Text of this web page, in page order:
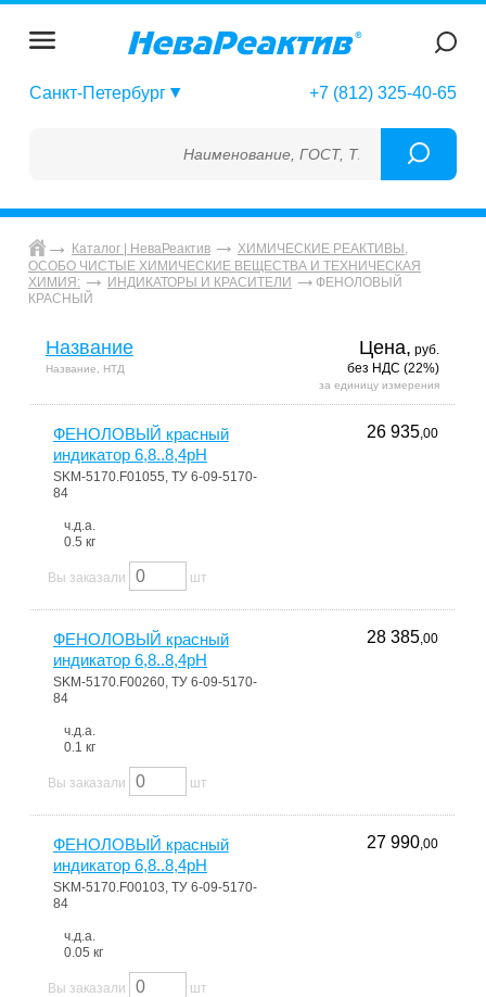
Санкт-Петербург +7 (812) 325-40-65
Наименование, ГОСТ, ТУ, ГСО, МСО, ОСО,
Каталог | НеваРеактив
ХИМИЧЕСКИЕ РЕАКТИВЫ,
ОСОБО ЧИСТЫЕ ХИМИЧЕСКИЕ ВЕЩЕСТВА И ТЕХНИЧЕСКАЯ
ХИМИЯ:
ИНДИКАТОРЫ И КРАСИТЕЛИ
ФЕНОЛОВЫЙ
КРАСНЫЙ
Название
Название, НТД
Цена, руб.
без НДС (22%)
за единицу измерения
ФЕНОЛОВЫЙ красный
индикатор 6,8..8,4pH
SKM-5170.F01055, ТУ 6-09-5170-
84
ч.д.а.
0.5 кг
26 935,00
Вы заказали шт
ФЕНОЛОВЫЙ красный
индикатор 6,8..8,4pH
SKM-5170.F00260, ТУ 6-09-5170-
84
ч.д.а.
0.1 кг
28 385,00
Вы заказали шт
ФЕНОЛОВЫЙ красный
индикатор 6,8..8,4pH
SKM-5170.F00103, ТУ 6-09-5170-
84
ч.д.а.
0.05 кг
27 990,00
Вы заказали шт